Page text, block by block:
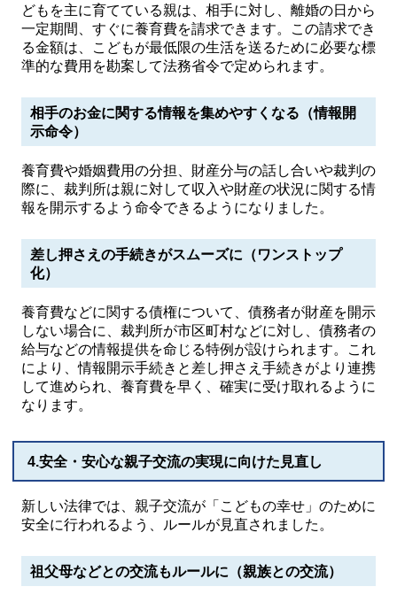
どもを主に育てている親は、相手に対し、離婚の日から
一定期間、すぐに養育費を請求できます。この請求でき
る金額は、こどもが最低限の生活を送るために必要な標
準的な費用を勘案して法務省令で定められます。
相手のお金に関する情報を集めやすくなる（情報開
示命令）
養育費や婚姻費用の分担、財産分与の話し合いや裁判の
際に、裁判所は親に対して収入や財産の状況に関する情
報を開示するよう命令できるようになりました。
差し押さえの手続きがスムーズに（ワンストップ
化）
養育費などに関する債権について、債務者が財産を開示
しない場合に、裁判所が市区町村などに対し、債務者の
給与などの情報提供を命じる特例が設けられます。これ
により、情報開示手続きと差し押さえ手続きがより連携
して進められ、養育費を早く、確実に受け取れるように
なります。
4.安全・安心な親子交流の実現に向けた見直し
新しい法律では、親子交流が「こどもの幸せ」のために
安全に行われるよう、ルールが見直されました。
祖父母などとの交流もルールに（親族との交流）